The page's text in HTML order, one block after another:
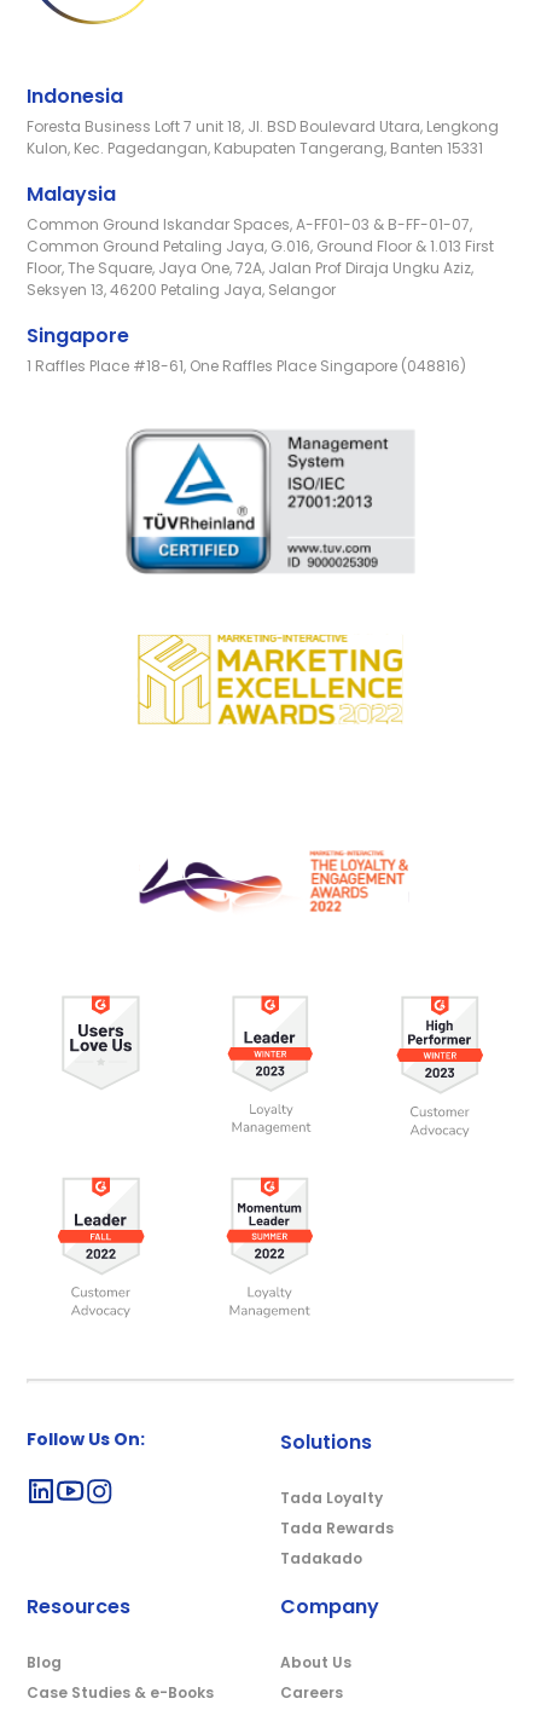
Indonesia
Foresta Business Loft 7 unit 18, Jl. BSD Boulevard Utara, Lengkong
Kulon, Kec. Pagedangan, Kabupaten Tangerang, Banten 15331
Malaysia
Common Ground Iskandar Spaces, A-FF01-03 & B-FF-01-07,
Common Ground Petaling Jaya, G.016, Ground Floor & 1.013 First
Floor, The Square, Jaya One, 72A, Jalan Prof Diraja Ungku Aziz,
Seksyen 13, 46200 Petaling Jaya, Selangor
Singapore
1 Raffles Place #18-61, One Raffles Place Singapore (048816)
Follow Us On: Solutions
Tada Loyalty
Tada Rewards
Tadakado
Resources
Blog
Case Studies & e-Books
Company
About Us
Careers